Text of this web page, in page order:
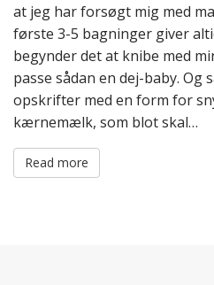
at jeg har forsøgt mig med
første 3-5 bagninger giver
begynder det at knibe med
passe sådan en dej-baby. Og
opskrifter med en form for
kærnemælk, som blot skal…
Read more